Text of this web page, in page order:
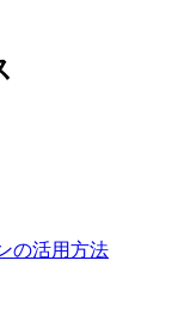
の活用方法